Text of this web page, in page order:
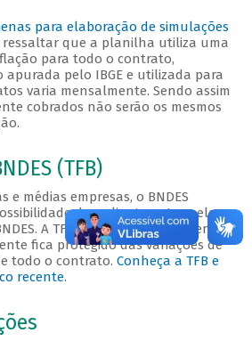
para elaboração de simulações
ressaltar que a planilha utiliza uma
para todo o contrato,
pelo IBGE e utilizada para
varia mensalmente. Sendo assim
cobrados não serão os mesmos
(TFB)
e médias empresas, o BNDES
de o cliente optar pela
A TFB é uma taxa totalmente
fica protegido das variações de
todo o contrato. Conheça a TFB e
recente.